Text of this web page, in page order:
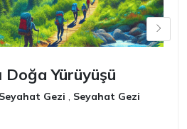
Doğa Yürüyüşü
Seyahat Gezi , Seyahat Gezi